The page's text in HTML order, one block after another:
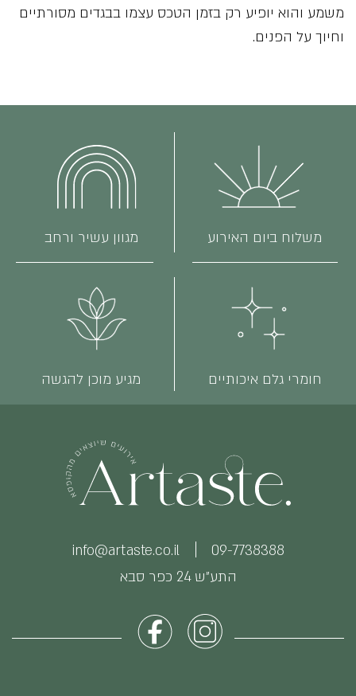
משמע והוא יופיע רק בזמן הטכס עצמו בבגדים מסורתיים
וחיוך על הפנים.
משלוח ביום האירוע מגוון עשיר ורחב
חומרי גלם איכותיים מגיע מוכן להגשה
התע״ש 24 כפר סבא
09-7738388
info@artaste.co.il